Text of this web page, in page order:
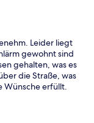
Leider liegt
gewohnt sind
gehalten, was es
die Straße, was
Wünsche erfüllt.